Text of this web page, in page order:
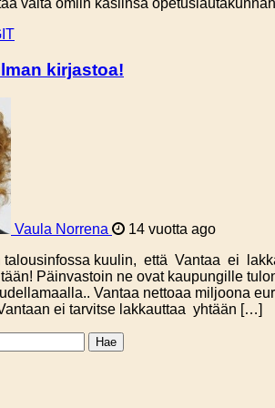
valta omiin käsiinsä
kirjastoa!
Vaula Norrena
14 vuotta ago
talousinfossa kuulin, että Vantaa ei
Päinvastoin ne ovat kaupungille
Vantaa nettoaa miljoona
ei tarvitse lakkauttaa yhtään […]